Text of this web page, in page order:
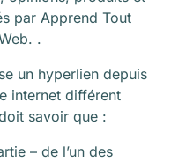
par Apprend Tout
.
un hyperlien depuis
internet différent
savoir que :
– de l’un des